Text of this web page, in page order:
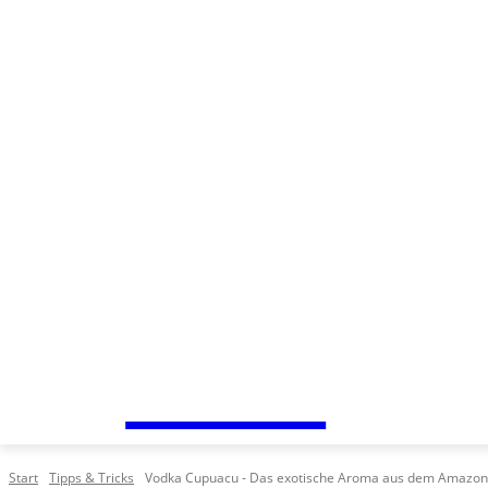
Start Tipps & Tricks Vodka Cupuacu - Das exotische Aroma aus dem